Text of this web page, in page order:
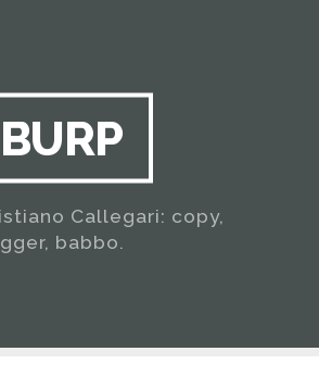
Callegari: copy,
babbo.